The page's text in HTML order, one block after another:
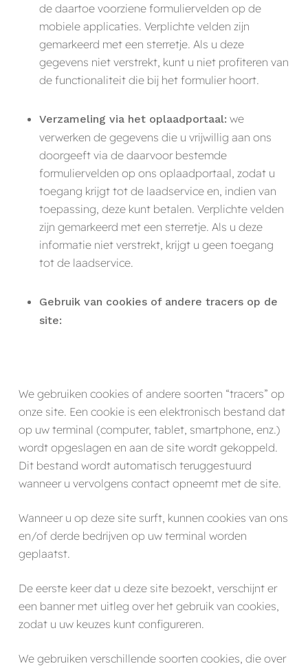
de daartoe voorziene formuliervelden op de
mobiele applicaties. Verplichte velden zijn
gemarkeerd met een sterretje. Als u deze
gegevens niet verstrekt, kunt u niet profiteren van
de functionaliteit die bij het formulier hoort.
Verzameling via het oplaadportaal: we
verwerken de gegevens die u vrijwillig aan ons
doorgeeft via de daarvoor bestemde
formuliervelden op ons oplaadportaal, zodat u
toegang krijgt tot de laadservice en, indien van
toepassing, deze kunt betalen. Verplichte velden
zijn gemarkeerd met een sterretje. Als u deze
informatie niet verstrekt, krijgt u geen toegang
tot de laadservice.
Gebruik van cookies of andere tracers op de
site:
We gebruiken cookies of andere soorten “tracers” op
onze site. Een cookie is een elektronisch bestand dat
op uw terminal (computer, tablet, smartphone, enz.)
wordt opgeslagen en aan de site wordt gekoppeld.
Dit bestand wordt automatisch teruggestuurd
wanneer u vervolgens contact opneemt met de site.
Wanneer u op deze site surft, kunnen cookies van ons
en/of derde bedrijven op uw terminal worden
geplaatst.
De eerste keer dat u deze site bezoekt, verschijnt er
een banner met uitleg over het gebruik van cookies,
zodat u uw keuzes kunt configureren.
We gebruiken verschillende soorten cookies, die over